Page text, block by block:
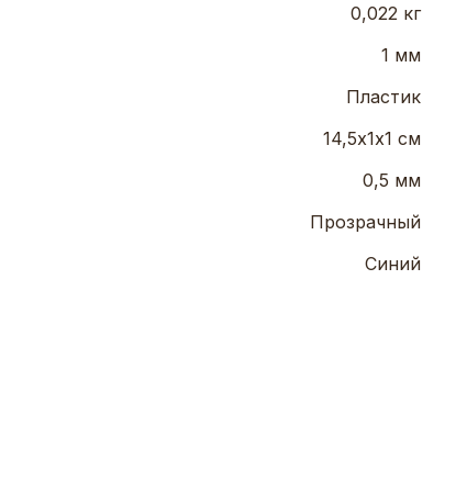
0,022 кг
1 мм
Пластик
14,5х1х1 см
0,5 мм
Прозрачный
Синий